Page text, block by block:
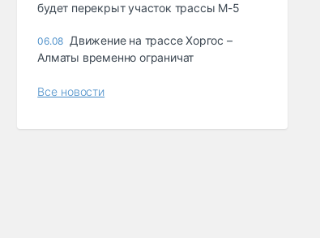
будет перекрыт участок трассы М-5
06.08 Движение на трассе Хоргос –
Алматы временно ограничат
Все новости